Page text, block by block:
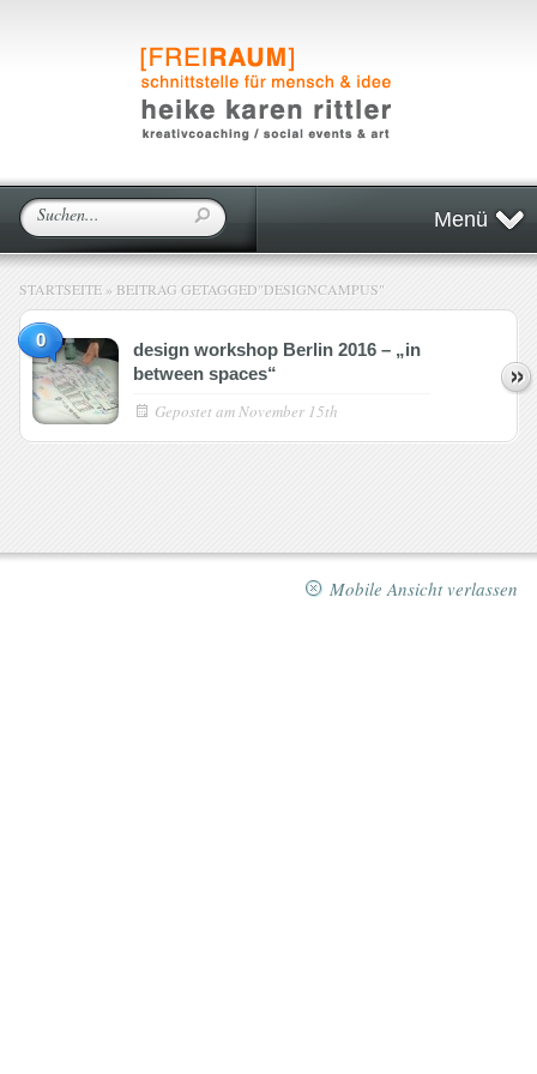
Menü
STARTSEITE » BEITRAG GETAGGED"DESIGNCAMPUS"
0
design workshop Berlin 2016 – „in
between spaces“
Gepostet amNovember 15th
Mobile Ansicht verlassen